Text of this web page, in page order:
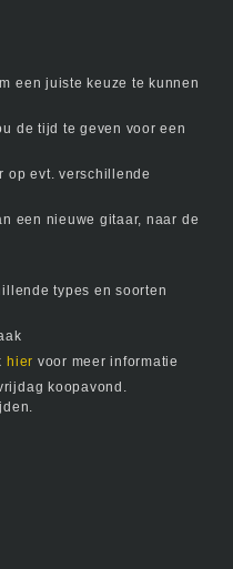
een juiste keuze te kunnen
de tijd te geven voor een
op evt. verschillende
een nieuwe gitaar, naar de
types en soorten
hier voor meer informatie
koopavond.